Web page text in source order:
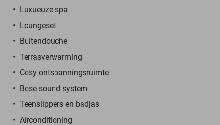
Luxueuze spa
Loungeset
Buitendouche
Terrasverwarming
Cosy ontspanningsruimte
Bose sound system
Teenslippers en badjas
Airconditioning